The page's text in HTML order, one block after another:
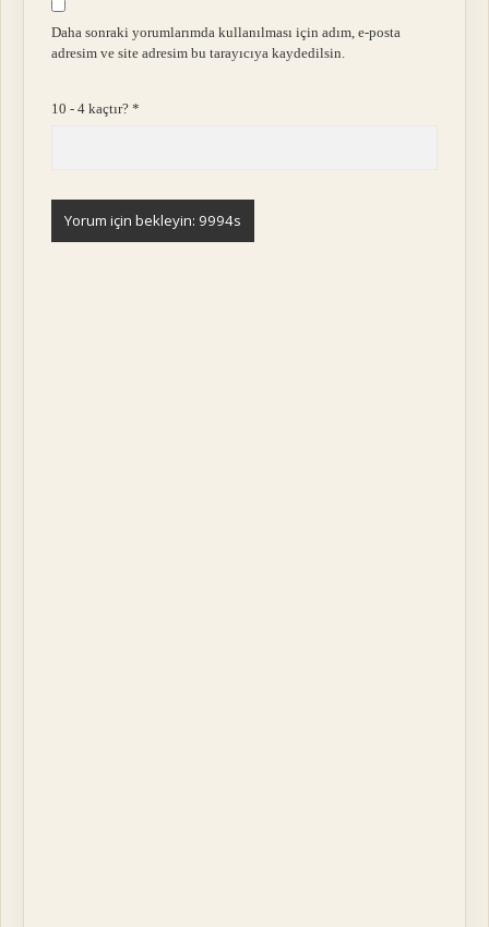
Daha sonraki yorumlarımda kullanılması için adım, e-posta
adresim ve site adresim bu tarayıcıya kaydedilsin.
10 - 4 kaçtır?*